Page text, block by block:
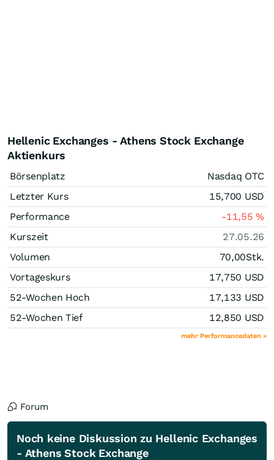
Hellenic Exchanges - Athens Stock Exchange
Aktienkurs
Börsenplatz
Nasdaq OTC
Letzter Kurs
15,700 USD
Performance
-11,55%
Kurszeit
27.05.26
Volumen
70,00Stk.
Vortageskurs
17,750 USD
52-Wochen Hoch
17,133 USD
52-Wochen Tief
12,850 USD
mehr Performancedaten »
Forum
Noch keine Diskussion zu Hellenic Exchanges
- Athens Stock Exchange